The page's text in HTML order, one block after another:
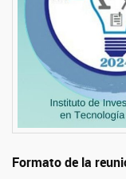
Formato de la